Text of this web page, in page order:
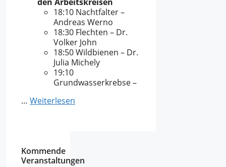
den Arbeitskreisen
18:10 Nachtfalter –
Andreas Werno
18:30 Flechten – Dr.
Volker John
18:50 Wildbienen – Dr.
Julia Michely
19:10
Grundwasserkrebse –
… Weiterlesen
Kommende
Veranstaltungen